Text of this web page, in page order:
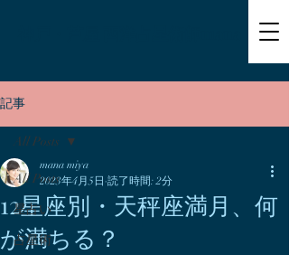
記事
All Posts
星占い
占星術
All Posts
12星座別・天秤座満月、何
が満ちる？
mana miya
2023年4月5日 読了時間: 2分